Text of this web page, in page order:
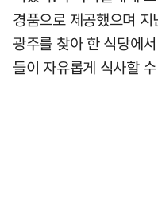
경품으로 제공했으며
광주를 찾아 한 식당에
들이 자유롭게 식사할